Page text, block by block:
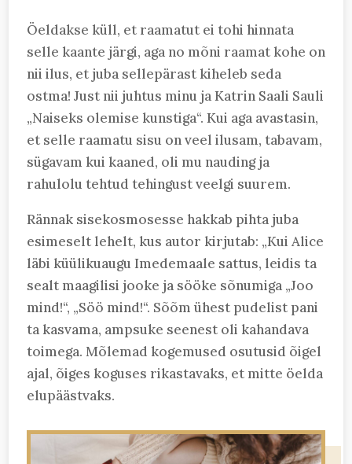
Öeldakse küll, et raamatut ei tohi hinnata
selle kaante järgi, aga no mõni raamat kohe on
nii ilus, et juba sellepärast kiheleb seda
ostma! Just nii juhtus minu ja Katrin Saali Sauli
„Naiseks olemise kunstiga“. Kui aga avastasin,
et selle raamatu sisu on veel ilusam, tabavam,
sügavam kui kaaned, oli mu nauding ja
rahulolu tehtud tehingust veelgi suurem.
Rännak sisekosmosesse hakkab pihta juba
esimeselt lehelt, kus autor kirjutab: „Kui Alice
läbi küülikuaugu Imedemaale sattus, leidis ta
sealt maagilisi jooke ja sööke sõnumiga „Joo
mind!“, „Söö mind!“. Sõõm ühest pudelist pani
ta kasvama, ampsuke seenest oli kahandava
toimega. Mõlemad kogemused osutusid õigel
ajal, õiges koguses rikastavaks, et mitte öelda
elupäästvaks.